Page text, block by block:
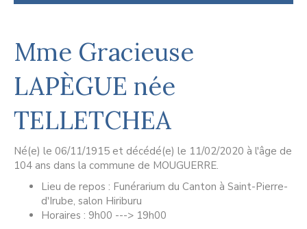
Mme Gracieuse
LAPÈGUE née
TELLETCHEA
Né(e) le 06/11/1915 et décédé(e) le 11/02/2020 à l'âge de
104 ans dans la commune de MOUGUERRE.
Lieu de repos : Funérarium du Canton à Saint-Pierre-
d'Irube, salon Hiriburu
Horaires : 9h00 ---> 19h00